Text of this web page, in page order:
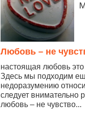
Любовь – не
настоящая любовь это
Здесь мы подходим
недоразумению
следует внимательно
любовь – не чувство...